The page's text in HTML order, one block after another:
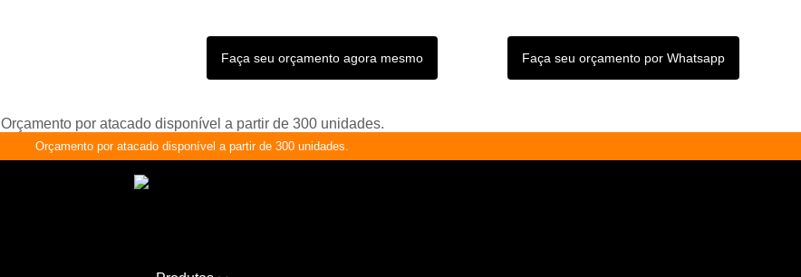
Faça seu orçamento agora mesmo Faça seu orçamento por Whatsapp
Orçamento por atacado disponível a partir de 300 unidades.
Orçamento por atacado disponível a partir de 300 unidades.